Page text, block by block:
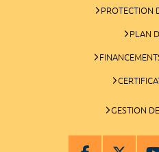
PROTECTION
PLAN
GESTION